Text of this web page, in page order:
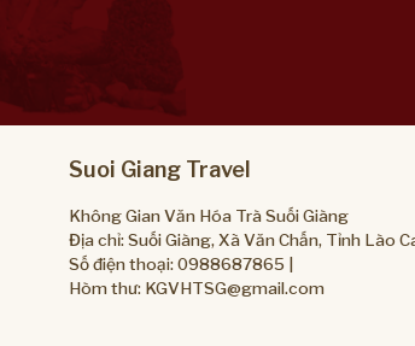
Suoi Giang Travel
Không Gian Văn Hóa Trà Suối Giàng
Địa chỉ: Suối Giàng, Xã Văn Chấn, Tỉnh Lào
Số điện thoại:0988687865
Hòm thư: KGVHTSG@gmail.com